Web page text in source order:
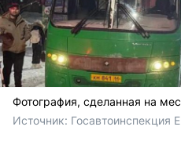
Фотография, сделанная на
Источник: Госавтоинспекция